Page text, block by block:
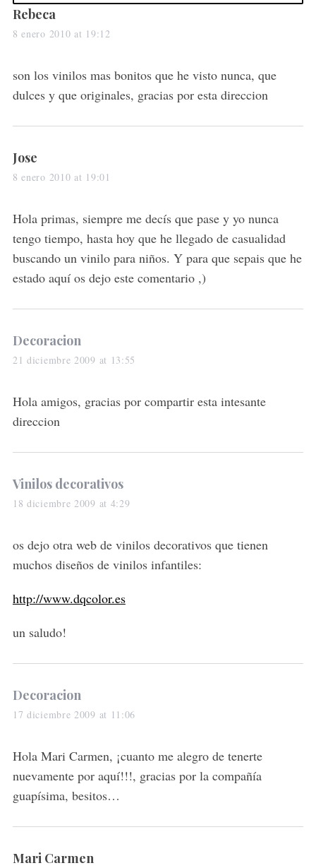
s
a
s
:
Rebeca
8 enero 2010 at 19:12
son los vinilos mas bonitos que he visto nunca, que
dulces y que originales, gracias por esta direccion
s
a
s
:
Jose
8 enero 2010 at 19:01
Hola primas, siempre me decís que pase y yo nunca
tengo tiempo, hasta hoy que he llegado de casualidad
buscando un vinilo para niños. Y para que sepais que he
estado aquí os dejo este comentario ,)
s
a
s
:
Decoracion
21 diciembre 2009 at 13:55
Hola amigos, gracias por compartir esta intesante
direccion
s
a
s
:
Vinilos decorativos
18 diciembre 2009 at 4:29
os dejo otra web de vinilos decorativos que tienen
muchos diseños de vinilos infantiles:
http://www.dqcolor.es
un saludo!
s
a
s
:
Decoracion
17 diciembre 2009 at 11:06
Hola Mari Carmen, ¡cuanto me alegro de tenerte
nuevamente por aquí!!!, gracias por la compañía
guapísima, besitos…
s
Mari Carmen
e
r
c
o
r